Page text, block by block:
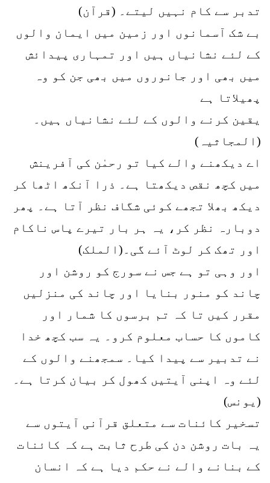
تدبر سے کام نہیں لیتے۔ (قرآن)
بے شک آسمانوں اور زمین میں ایمان والوں
کے لئے نشانیاں ہیں اور تمہاری پیدائش
میں بھی اور جانوروں میں بھی جن کو وہ
پھیلاتا ہے
یقین کرنے والوں کے لئے نشانیاں ہیں۔
(المجاثیہ)
اے دیکھنے والے کیا تو رحمٰن کی آفرینش
میں کچھ نقص دیکھتا ہے۔ ذرا آنکھ اٹھا کر
دیکھ بھلا تجھے کوئی شگاف نظر آتا ہے۔ پھر
دوبارہ نظر کر، یہ ہر بار تیرے پاس ناکام
اور تھک کر لوٹ آئے گی۔(الملک)
اور وہی تو ہے جس نے سورج کو روشن اور
چاند کو منور بنایا اور چاند کی منزلیں
مقرر کیں تا کہ تم برسوں کا شمار اور
کاموں کا حساب معلوم کرو۔ یہ سب کچھ خدا
نے تدبیر سے پیدا کیا۔ سمجھنے والوں کے
لئے وہ اپنی آیتیں کھول کر بیان کرتا ہے۔
(یونس)
تسخیر کائنات سے متعلق قرآنی آیتوں سے
یہ بات روشن دن کی طرح ثابت ہے کہ کائنات
کے بنانے والے نے حکم دیا ہے کہ انسان